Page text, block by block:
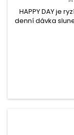
HAPPY DAY je
denní dávka
– bez přídavku
látek. Happy
Šťáva z 2,5kg
pomerančové